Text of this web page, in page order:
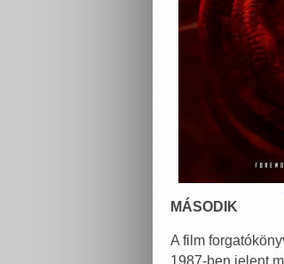
MÁSODIK
A film
1987-ben jelent